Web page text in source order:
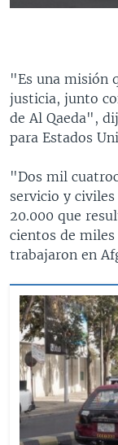
"Es una misión
justicia, junto
de Al Qaeda",
para Estados
"Dos mil
servicio y
20.000 que
cientos de
trabajaron en